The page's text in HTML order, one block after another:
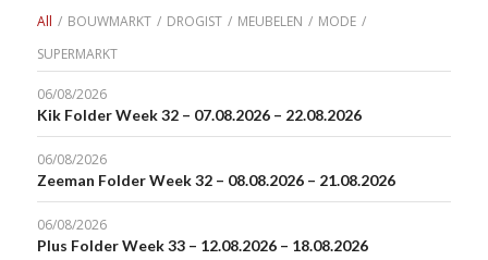
All / BOUWMARKT / DROGIST / MEUBELEN / MODE /
SUPERMARKT
06/08/2026
Kik Folder Week 32 – 07.08.2026 – 22.08.2026
06/08/2026
Zeeman Folder Week 32 – 08.08.2026 – 21.08.2026
06/08/2026
Plus Folder Week 33 – 12.08.2026 – 18.08.2026